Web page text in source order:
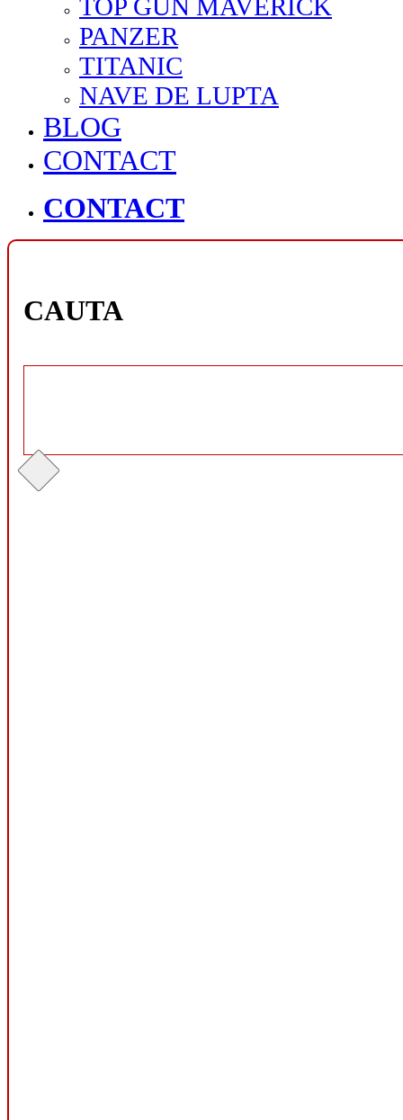
TOP GUN MAVERICK
PANZER
TITANIC
NAVE DE LUPTA
BLOG
CONTACT
CONTACT
CAUTA